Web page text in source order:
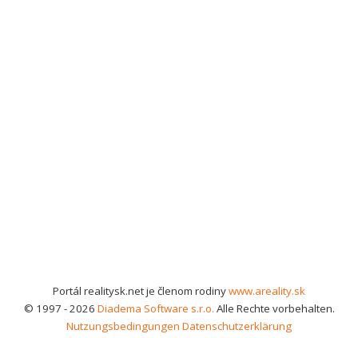
Portál realitysk.net je členom rodinywww.areality.sk
© 1997 - 2026 Diadema Software s.r.o. Alle Rechte vorbehalten.
Nutzungsbedingungen Datenschutzerklärung